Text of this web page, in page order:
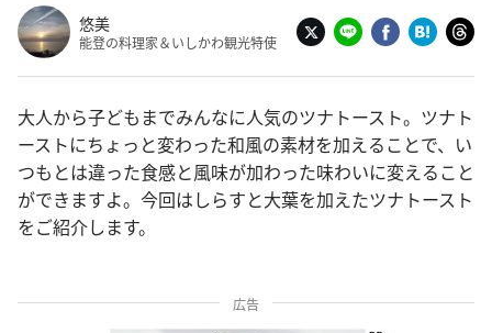
悠美
能登の料理家＆いしかわ観光特使
大人から子どもまでみんなに人気のツナトースト。ツナト
ーストにちょっと変わった和風の素材を加えることで、い
つもとは違った食感と風味が加わった味わいに変えること
ができますよ。今回はしらすと大葉を加えたツナトースト
をご紹介します。
広告